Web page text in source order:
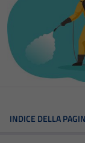
INDICE DELLA